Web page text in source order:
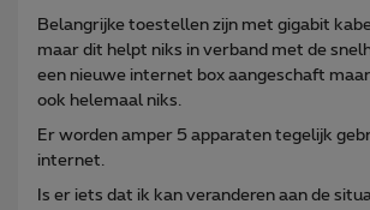
Belangrijke toestellen zijn met gigabit
maar dit helpt niks in verband met de
een nieuwe internet box aangeschaft
ook helemaal niks.
Er worden amper 5 apparaten tegelijk
internet.
Is er iets dat ik kan veranderen aan de